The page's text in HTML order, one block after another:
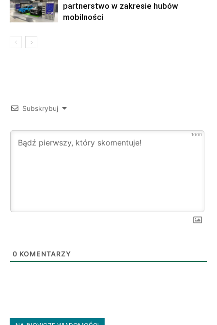
partnerstwo w zakresie hubów
mobilności
Subskrybuj
1000
0 KOMENTARZY